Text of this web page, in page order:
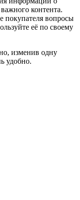
контента.
покупателя вопросы
её по своему
изменив одну
удобно.